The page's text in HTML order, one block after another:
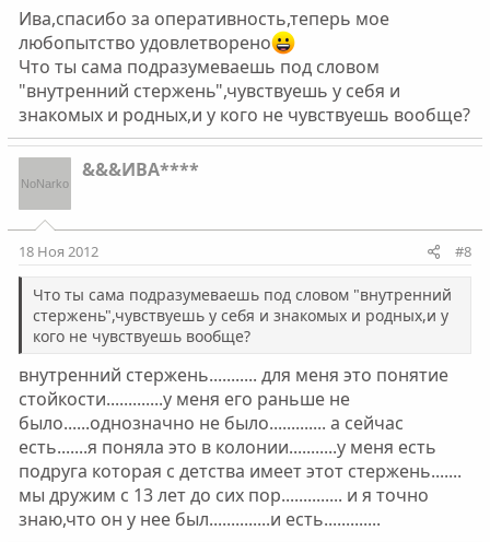
Ива,спасибо за оперативность,теперь мое
любопытство удовлетворено
Что ты сама подразумеваешь под словом
"внутренний стержень",чувствуешь у себя и
знакомых и родных,и у кого не чувствуешь вообще?
&&&ИВА****
18 Ноя 2012 #8
Что ты сама подразумеваешь под словом "внутренний
стержень",чувствуешь у себя и знакомых и родных,и у
кого не чувствуешь вообще?
внутренний стержень........... для меня это понятие
стойкости.............у меня его раньше не
было......однозначно не было............. а сейчас
есть.......я поняла это в колонии...........у меня есть
подруга которая с детства имеет этот стержень.......
мы дружим с 13 лет до сих пор.............. и я точно
знаю,что он у нее был..............и есть.............